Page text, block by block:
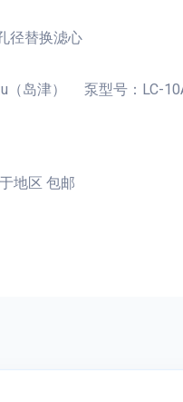
径替换滤心
（岛津） 泵型号：LC-
地区 包邮